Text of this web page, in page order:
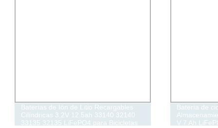
Baterías de Ión de Litio Recargables
Cilíndricas 3.2V 12.5ah 33140 32140
33135 32135 LiFePO4 para Bicicletas
Batería de
V 7 Ah